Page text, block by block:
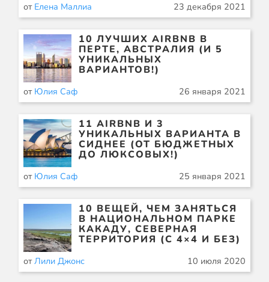
от Елена Маллиа 23 декабря 2021
10 ЛУЧШИХ AIRBNB В
ПЕРТЕ, АВСТРАЛИЯ (И 5
УНИКАЛЬНЫХ
ВАРИАНТОВ!)
от Юлия Саф 26 января 2021
11 AIRBNB И 3
УНИКАЛЬНЫХ ВАРИАНТА В
СИДНЕЕ (ОТ БЮДЖЕТНЫХ
ДО ЛЮКСОВЫХ!)
от Юлия Саф 25 января 2021
10 ВЕЩЕЙ, ЧЕМ ЗАНЯТЬСЯ
В НАЦИОНАЛЬНОМ ПАРКЕ
КАКАДУ, СЕВЕРНАЯ
ТЕРРИТОРИЯ (С 4×4 И БЕЗ)
отЛили Джонс 10 июля 2020